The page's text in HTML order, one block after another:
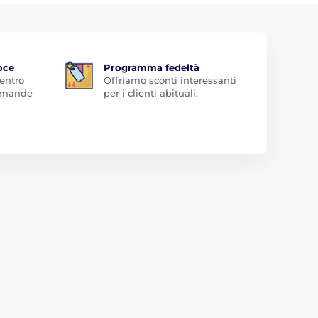
Programma fedeltà
Offriamo sconti interessanti
per i clienti abituali.